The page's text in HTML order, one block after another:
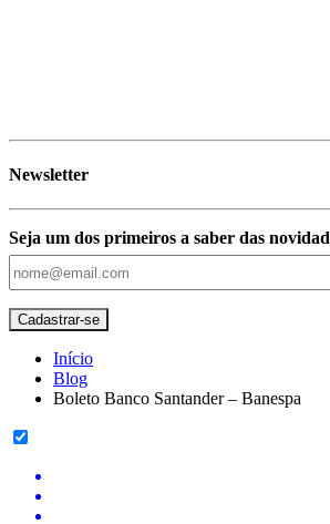
Newsletter
Seja um dos primeiros a saber das
Início
Blog
Boleto Banco Santander – Banespa